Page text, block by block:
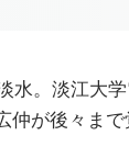
水。淡江大
仲が後々ま